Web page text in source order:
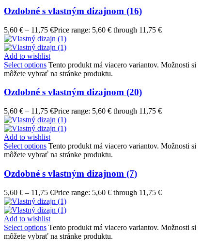
Ozdobné s vlastným dizajnom (16)
5,60 € – 11,75 €Price range: 5,60 € through 11,75 €
Add to wishlist
Select options Tento produkt má viacero variantov. Možnosti si
môžete vybrať na stránke produktu.
Ozdobné s vlastným dizajnom (20)
5,60 € – 11,75 €Price range: 5,60 € through 11,75 €
Add to wishlist
Select options Tento produkt má viacero variantov. Možnosti si
môžete vybrať na stránke produktu.
Ozdobné s vlastným dizajnom (7)
5,60 € – 11,75 €Price range: 5,60 € through 11,75 €
Add to wishlist
Select options Tento produkt má viacero variantov. Možnosti si
môžete vybrať na stránke produktu.